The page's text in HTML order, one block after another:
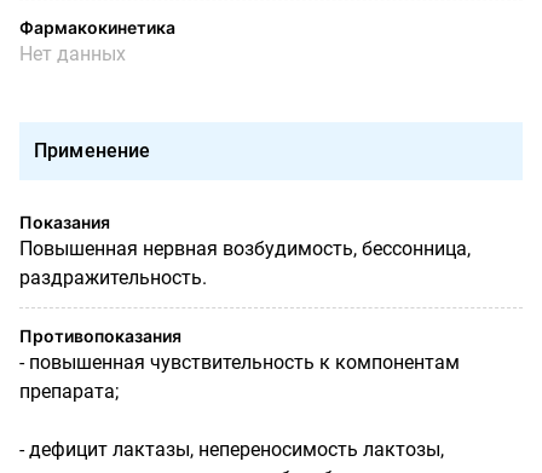
Фармакокинетика
Нет данных
Применение
Показания
Повышенная нервная возбудимость, бессонница,
раздражительность.
Противопоказания
- повышенная чувствительность к компонентам
препарата;
- дефицит лактазы, непереносимость лактозы,